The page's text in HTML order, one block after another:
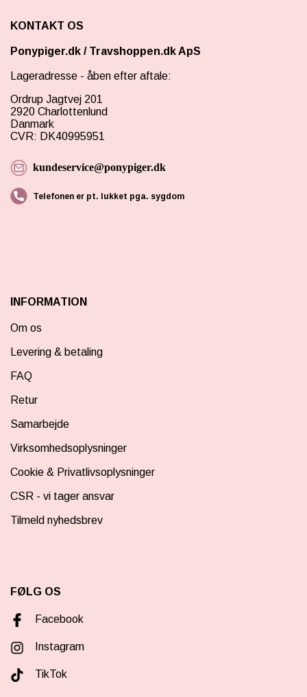
KONTAKT OS
Ponypiger.dk / Travshoppen.dk ApS
Lageradresse - åben efter aftale:
Ordrup Jagtvej 201
2920 Charlottenlund
Danmark
CVR: DK40995951
kundeservice@ponypiger.dk
Telefonen er pt. lukket pga. sygdom
INFORMATION
Om os
Levering & betaling
FAQ
Retur
Samarbejde
Virksomhedsoplysninger
Cookie & Privatlivsoplysninger
CSR - vi tager ansvar
Tilmeld nyhedsbrev
FØLG OS
Facebook
Instagram
TikTok